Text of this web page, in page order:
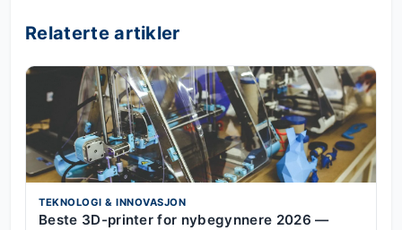
Relaterte artikler
TEKNOLOGI & INNOVASJON
Beste 3D-printer for nybegynnere 2026 —